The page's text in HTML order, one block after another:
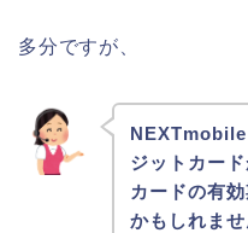
多分ですが、
NEXTmobile
ジットカー
カードの有
かもしれませ